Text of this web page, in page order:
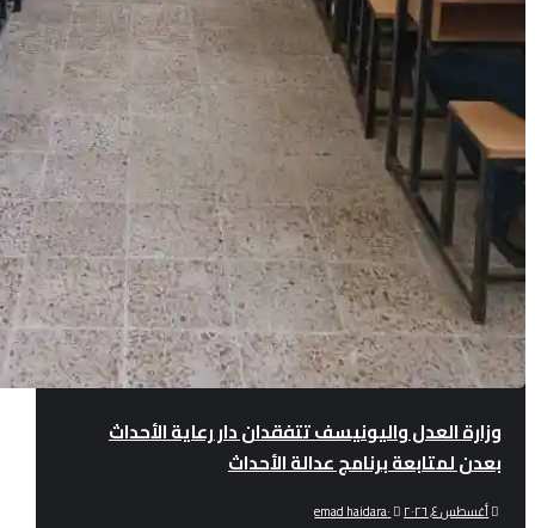
وزارة العدل واليونيسف تتفقدان دار رعاية الأحداث
بعدن لمتابعة برنامج عدالة الأحداث
أغسطس ٤, ٢٠٢٦ emad haidara٠